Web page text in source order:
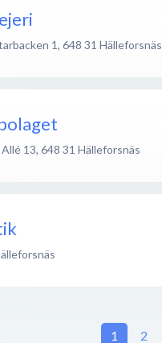
1, 648 31 Hälleforsnäs
13, 648 31 Hälleforsnäs
1 2